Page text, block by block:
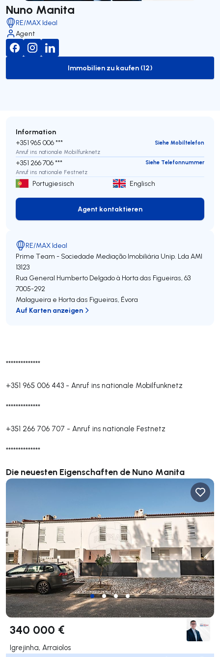
Nuno Manita
RE/MAX Ideal
Agent
to-buy-listing
Immobilien zu kaufen (12)
**************
+351 965 006 443 - Anruf ins nationale Mobilfunknetz
**************
+351 266 706 707 - Anruf ins nationale Festnetz
**************
Die neuesten Eigenschaften de Nuno Manita
340 000 €
Igrejinha, Arraiolos
Information
+351 965 006 ***
Siehe Mobiltelefon
Anruf ins nationale Mobilfunknetz
+351 266 706 ***
Siehe Telefonnummer
Anruf ins nationale Festnetz
Portugiesisch Englisch
Agent kontaktieren
Agent kontaktieren
RE/MAX Ideal
Prime Team - Sociedade Mediação Imobiliária Unip. Lda AMI
13123
Rua General Humberto Delgado à Horta das Figueiras, 63
7005-292
Malagueira e Horta das Figueiras, Évora
Auf Karten anzeigen